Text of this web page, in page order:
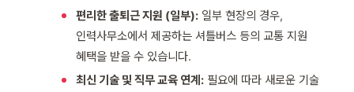
편리한 출퇴근 지원 (일부): 일부 현장의 경우,
인력사무소에서 제공하는 셔틀버스 등의 교통 지원
혜택을 받을 수 있습니다.
최신 기술 및 직무 교육 연계: 필요에 따라 새로운 기술